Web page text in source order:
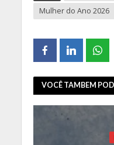
Mulher do Ano 2026
VOCÊ TAMBEM